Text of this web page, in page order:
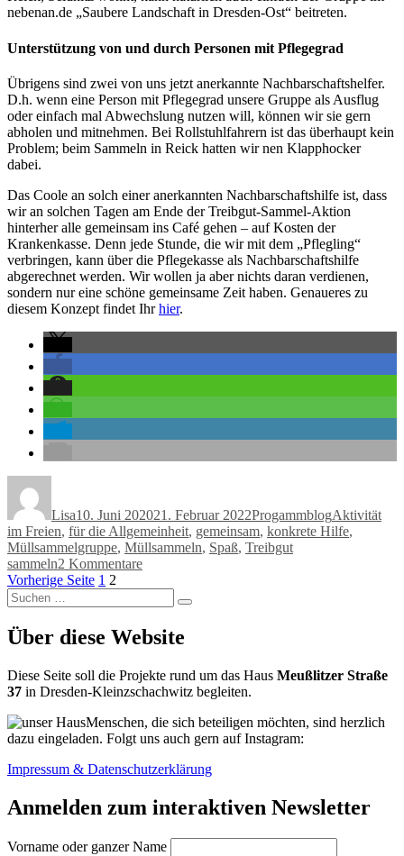
nebenan.de „Saubere Landschaft in Dresden-Ost“ beitreten.
Unterstützung von und durch Personen mit Pflegegrad
Übrigens sind zwei von uns jetzt anerkannte Nachbarschaftshelfer.
D.h. wenn eine Person mit Pflegegrad unsere Gruppe als Ausflug
oder einfach mal Abwechslung nutzen will, können wir sie gern
abholen und mitnehmen. Bei Rollstuhlfahrern ist das überhaupt kein
Problem; beim Sammeln in Reick hatten wir nen Klapphocker
dabei.
Das Coole an solch einer anerkannten Nachbarschaftshilfe ist, dass
wir an solchen Tagen am Ende der Treibgut-Sammel-Aktion
hinterher alle gemeinsam ins Café gehen – auf Kosten der
Krankenkasse. Denn jede Stunde, die wir mit dem „Pflegling“
verbringen, kann über die Pflegekasse als Nachbarschaftshilfe
abgerechnet werden. Wir wollen ja aber nichts daran verdienen,
sondern nur eine schöne gemeinsame Zeit haben. Genaueres zu
diesem Konzept findet Ihrhier.
Lisa10. Juni 202021. Februar 2022ProgammblogAktivität
im Freien, für die Allgemeinheit, gemeinsam, konkrete Hilfe,
Müllsammelgruppe, Müllsammeln, Spaß, Treibgut
sammeln2 Kommentarezu
in
Dresden-
Ost
Seitennummerierung
der
Beiträge
Vorherige Seite Seite
1 Seite
2
Suchen
nach:
Suchen
Über diese Website
Diese Seite soll die Projekte rund um das Haus Meußlitzer Straße
37 in Dresden-Kleinzschachwitz begleiten.
Menschen, die sich beteiligen möchten, sind herzlich
dazu eingeladen. Folgt uns auch gern auf Instagram:
Impressum & Datenschutzerklärung
Anmelden zum interaktiven Newsletter
Vorname oder ganzer Name